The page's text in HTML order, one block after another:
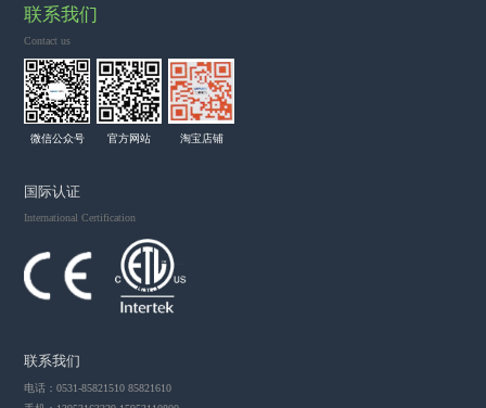
联系我们
Contact us
微信公众号 官方网站 淘宝店铺
国际认证
International Certification
联系我们
电话：0531-85821510 85821610